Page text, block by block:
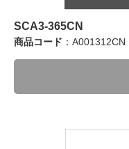
SCA3-365CN
商品コード ：A001312CN